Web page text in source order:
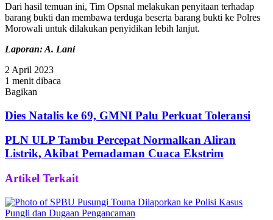
Dari hasil temuan ini, Tim Opsnal melakukan penyitaan terhadap
barang bukti dan membawa terduga beserta barang bukti ke Polres
Morowali untuk dilakukan penyidikan lebih lanjut.
Laporan: A. Lani
2 April 2023
1 menit dibaca
Bagikan
via
Email
Dies Natalis ke 69, GMNI Palu Perkuat Toleransi
PLN ULP Tambu Percepat Normalkan Aliran
Listrik, Akibat Pemadaman Cuaca Ekstrim
Artikel Terkait